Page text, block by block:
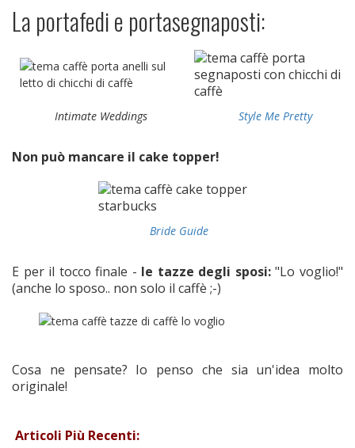
La portafedi e portasegnaposti:
Intimate Weddings Style Me Pretty
Non può mancare il cake topper!
Bride Guide
E per il tocco finale - le tazze degli sposi:"Lo voglio!"
(anche lo sposo.. non solo il caffè ;-)
Cosa ne pensate? Io penso che sia un'idea molto
originale!
Articoli Più Recenti: